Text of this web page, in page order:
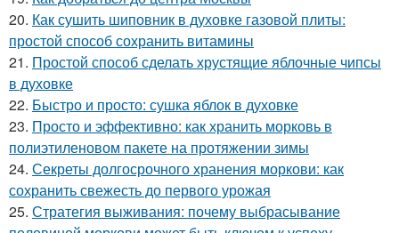
20. Как сушить шиповник в духовке газовой плиты:
простой способ сохранить витамины
21. Простой способ сделать хрустящие яблочные чипсы
в духовке
22. Быстро и просто: сушка яблок в духовке
23. Просто и эффективно: как хранить морковь в
полиэтиленовом пакете на протяжении зимы
24. Секреты долгосрочного хранения моркови: как
сохранить свежесть до первого урожая
25. Стратегия выживания: почему выбрасывание